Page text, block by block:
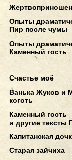
Опыты
Пир после чумы
Опыты
Каменный гость
Счастье моё
Ванька Жуков и
коготь
Каменный гость
и другие тексты
Капитанская
Старая зайчиха